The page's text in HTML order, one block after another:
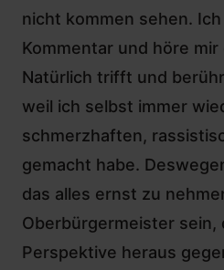
nicht kommen sehen.
Kommentar und höre mir
Natürlich trifft und
weil ich selbst immer
schmerzhaften,
gemacht habe.
das alles ernst zu
Oberbürgermeister sein,
Perspektive heraus